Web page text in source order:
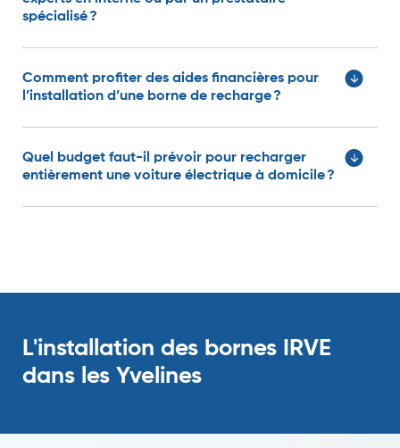
spécialisé ?
Comment profiter des aides financières pour
l’installation d’une borne de recharge ?
Quel budget faut-il prévoir pour recharger
entièrement une voiture électrique à domicile ?
L'installation des bornes IRVE
dans les Yvelines